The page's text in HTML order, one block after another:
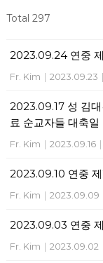
Total 297
2023.09.24 연중
Fr. Kim | 2023.09.23 |
2023.09.17 성 김
료 순교자들 대축일
Fr. Kim | 2023.09.16 |
2023.09.10 연중
Fr. Kim | 2023.09.09
2023.09.03 연중
Fr. Kim | 2023.09.02